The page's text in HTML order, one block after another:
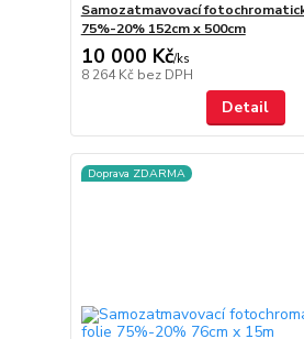
Samozatmavovací
75%-20% 152cm x 500cm
10 000 Kč/ks
8 264 Kč bez DPH
Detail
Doprava ZDARMA